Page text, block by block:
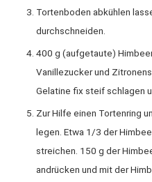
Tortenboden abkühlen lassen und einmal waagerecht
durchschneiden.
400 g (aufgetaute) Himbeeren pürieren und mit Zucker,
Vanillezucker und
Gelatine fix steif schlagen
Zur Hilfe einen Tortenring um einen der Tortenboden-Hälften
legen. Etwa 1/3 der
streichen. 150 g der
andrücken und mit der